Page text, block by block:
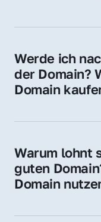
Werde ich
der Domain?
Domain
Sie erhalten
Domain.
Warum lohnt
guten
Domain